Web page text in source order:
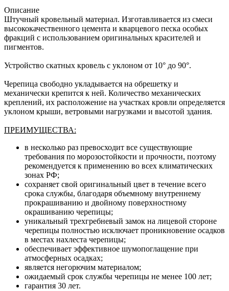
Описание
Штучный кровельный материал. Изготавливается из смеси
высококачественного цемента и кварцевого песка особых
фракций с использованием оригинальных красителей и
пигментов.
Устройство скатных кровель с уклоном от 10° до 90°.
Черепица свободно укладывается на обрешетку и
механически крепится к ней. Количество механических
креплений, их расположение на участках кровли определяется
уклоном крыши, ветровыми нагрузками и высотой здания.
ПРЕИМУЩЕСТВА:
в несколько раз превосходит все существующие
требования по морозостойкости и прочности, поэтому
рекомендуется к применению во всех климатических
зонах РФ;
сохраняет свой оригинальный цвет в течение всего
срока службы, благодаря объемному внутреннему
прокрашиванию и двойному поверхностному
окрашиванию черепицы;
уникальный трехгребневый замок на лицевой стороне
черепицы полностью исключает проникновение осадков
в местах нахлеста черепицы;
обеспечивает эффективное шумопоглащение при
атмосферных осадках;
является негорючим материалом;
ожидаемый срок службы черепицы не менее 100 лет;
гарантия 30 лет.